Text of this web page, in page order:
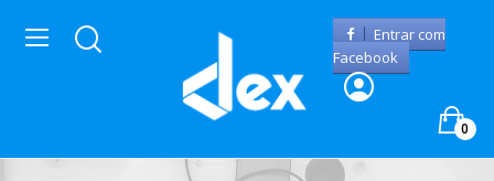
Entrar com
Facebook
0